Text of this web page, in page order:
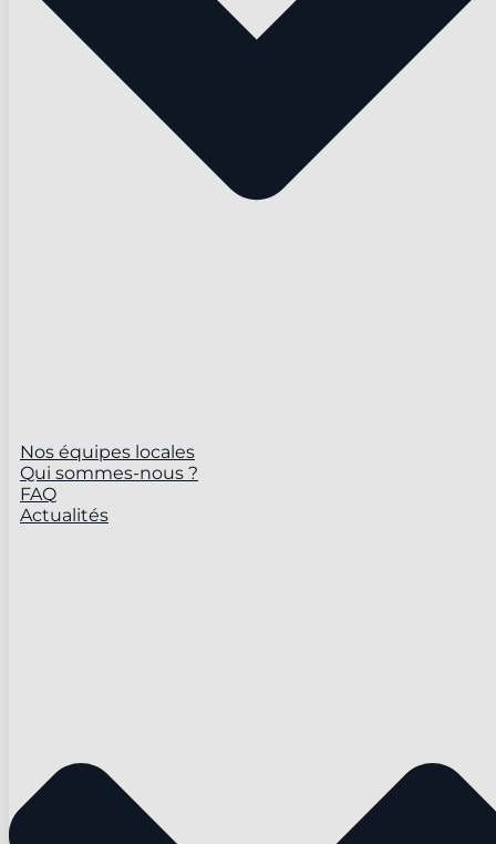
Nos équipes locales
Qui sommes-nous ?
FAQ
Actualités